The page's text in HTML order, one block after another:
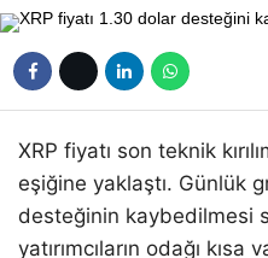
XRP fiyatı son teknik
eşiğine yaklaştı. Günlük
desteğinin kaybedilmesi
yatırımcıların odağı